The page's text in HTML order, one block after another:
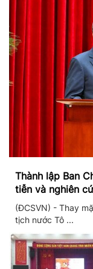
Thành lập Ban
tiễn và nghiên
(ĐCSVN) - Thay
tịch nước Tô ...